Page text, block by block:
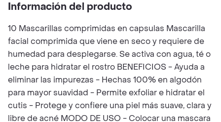
Información del producto
10 Mascarillas comprimidas en capsulas Mascarilla
facial comprimida que viene en seco y requiere de
humedad para desplegarse. Se activa con agua, té o
leche para hidratar el rostro BENEFICIOS - Ayuda a
eliminar las impurezas - Hechas 100% en algodón
para mayor suavidad - Permite exfoliar e hidratar el
cutis - Protege y confiere una piel más suave, clara y
libre de acné MODO DE USO - Colocar una mascara